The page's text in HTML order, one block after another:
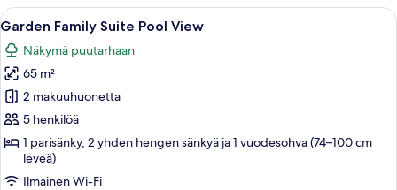
Avaa
kaikki
huonetyypin
Garden
Family
Suite
Pool
View
kuvat
Moderni hotellihuone, jossa on
7
Garden Family Suite Pool View
Näkymä puutarhaan
65 m²
2 makuuhuonetta
5 henkilöä
1 parisänky, 2 yhden hengen sänkyä ja 1 vuodesohva (74–100 cm
leveä)
Ilmainen Wi-Fi